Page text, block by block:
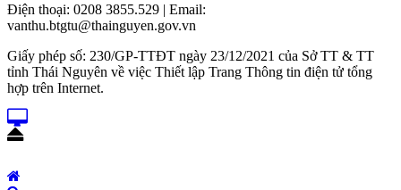
Điện thoại: 0208 3855.529 | Email:
vanthu.btgtu@thainguyen.gov.vn
Giấy phép số: 230/GP-TTĐT ngày 23/12/2021 của Sở TT & TT
tỉnh Thái Nguyên về việc Thiết lập Trang Thông tin điện tử tổng
hợp trên Internet.